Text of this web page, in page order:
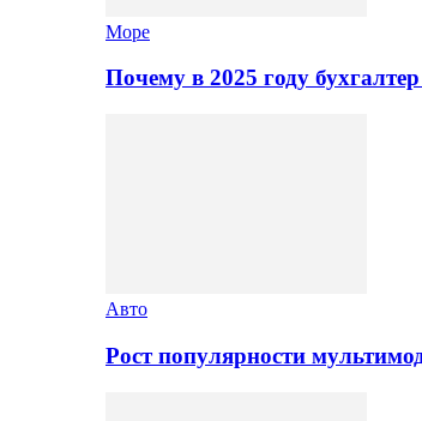
Море
Почему в 2025 году
Авто
Рост популярности